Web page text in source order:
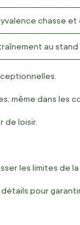
chasse
au
même dans les
de loisir.
les limites de
pour